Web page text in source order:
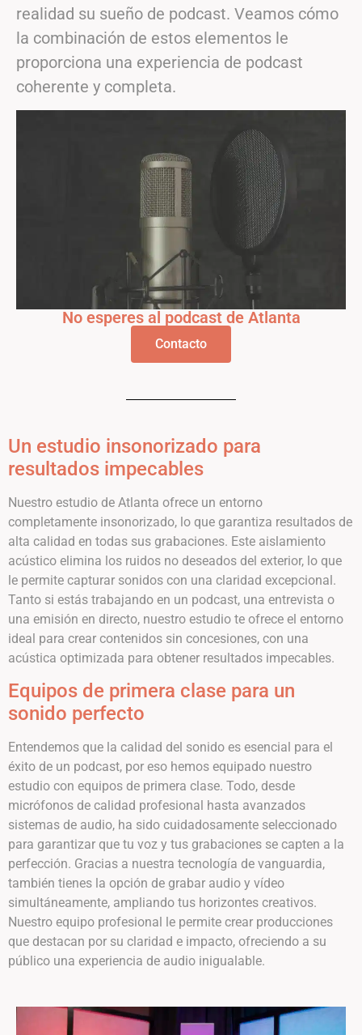
realidad su sueño de podcast. Veamos cómo
la combinación de estos elementos le
proporciona una experiencia de podcast
coherente y completa.
No esperes al podcast de Atlanta
Contacto
Un estudio insonorizado para
resultados impecables
Nuestro estudio de Atlanta ofrece un entorno
completamente insonorizado, lo que garantiza resultados de
alta calidad en todas sus grabaciones. Este aislamiento
acústico elimina los ruidos no deseados del exterior, lo que
le permite capturar sonidos con una claridad excepcional.
Tanto si estás trabajando en un podcast, una entrevista o
una emisión en directo, nuestro estudio te ofrece el entorno
ideal para crear contenidos sin concesiones, con una
acústica optimizada para obtener resultados impecables.
Equipos de primera clase para un
sonido perfecto
Entendemos que la calidad del sonido es esencial para el
éxito de un podcast, por eso hemos equipado nuestro
estudio con equipos de primera clase. Todo, desde
micrófonos de calidad profesional hasta avanzados
sistemas de audio, ha sido cuidadosamente seleccionado
para garantizar que tu voz y tus grabaciones se capten a la
perfección. Gracias a nuestra tecnología de vanguardia,
también tienes la opción de grabar audio y vídeo
simultáneamente, ampliando tus horizontes creativos.
Nuestro equipo profesional le permite crear producciones
que destacan por su claridad e impacto, ofreciendo a su
público una experiencia de audio inigualable.